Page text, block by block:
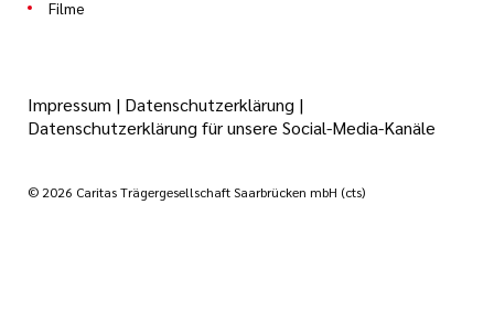
Filme
© 2026 Caritas Trägergesellschaft Saarbrücken mbH (cts)
Impressum | Datenschutzerklärung |
Datenschutzerklärung für unsere Social-Media-Kanäle